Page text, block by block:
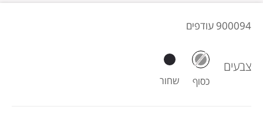
900094 עודפים
צבעים
כסוף שחור